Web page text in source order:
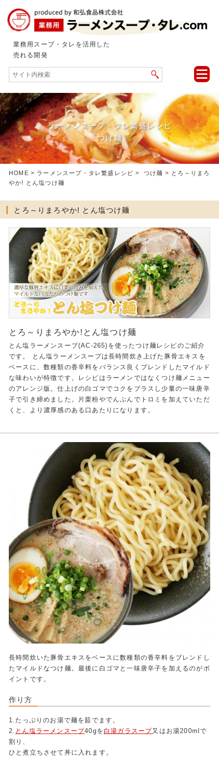
業務用スープ・タレを活用した
売れる開発
toggle
ラーメンスープ・タレ繁盛レシピ
「つけ麺」
HOME > ラーメンスープ・タレ繁盛レシピ >つけ麺 > とろ～りまろ
やか! とん塩つけ麺
とろ～りまろやか! とん塩つけ麺
とろ～りまろやか!とん塩つけ麺
とん塩ラーメンスープ(AC-265)を使ったつけ麺レシピのご紹介
です。 とん塩ラーメンスープは長時間炊き上げた豚骨エキスを
ベースに、数種類の香辛料をバランス良くブレンドしたマイルド
な味わいが特徴です。レシピはラーメンではなくつけ麺メニュー
のアレンジ版。仕上げの白ゴマでコクをプラスし少量の一味唐辛
子で引き締めました。片栗粉やでんぷんでトロミを加えていただ
くと、より濃厚感のある口あたりになります。
長時間炊いた豚骨エキスをベースに数種類の香辛料をブレンドし
たマイルドなつけ麺。最後に白ゴマと一味唐辛子を加えるのがポ
イントです。
作り方
1.たっぷりのお湯で麺を茹でます。
2. とん塩ラーメンスープ40gを 白湯ガラスープ又はお湯200mlで
割り、
ひと煮立ちさせて丼に入れます。